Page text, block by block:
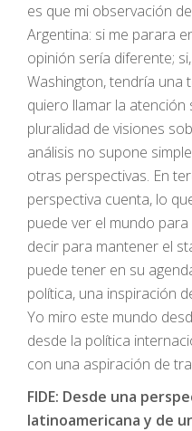
es que mi observación
Argentina: si me parara
opinión sería diferente;
Washington, tendría una
quiero llamar la
pluralidad de visiones
análisis no supone
otras perspectivas. En
perspectiva cuenta, lo
puede ver el mundo
decir para mantener el
puede tener en su
política, una inspiración
Yo miro este mundo
desde la política
con una aspiración de
FIDE: Desde una
latinoamericana y de